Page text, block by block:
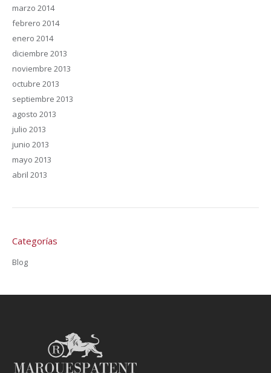
marzo 2014
febrero 2014
enero 2014
diciembre 2013
noviembre 2013
octubre 2013
septiembre 2013
agosto 2013
julio 2013
junio 2013
mayo 2013
abril 2013
Categorías
Blog